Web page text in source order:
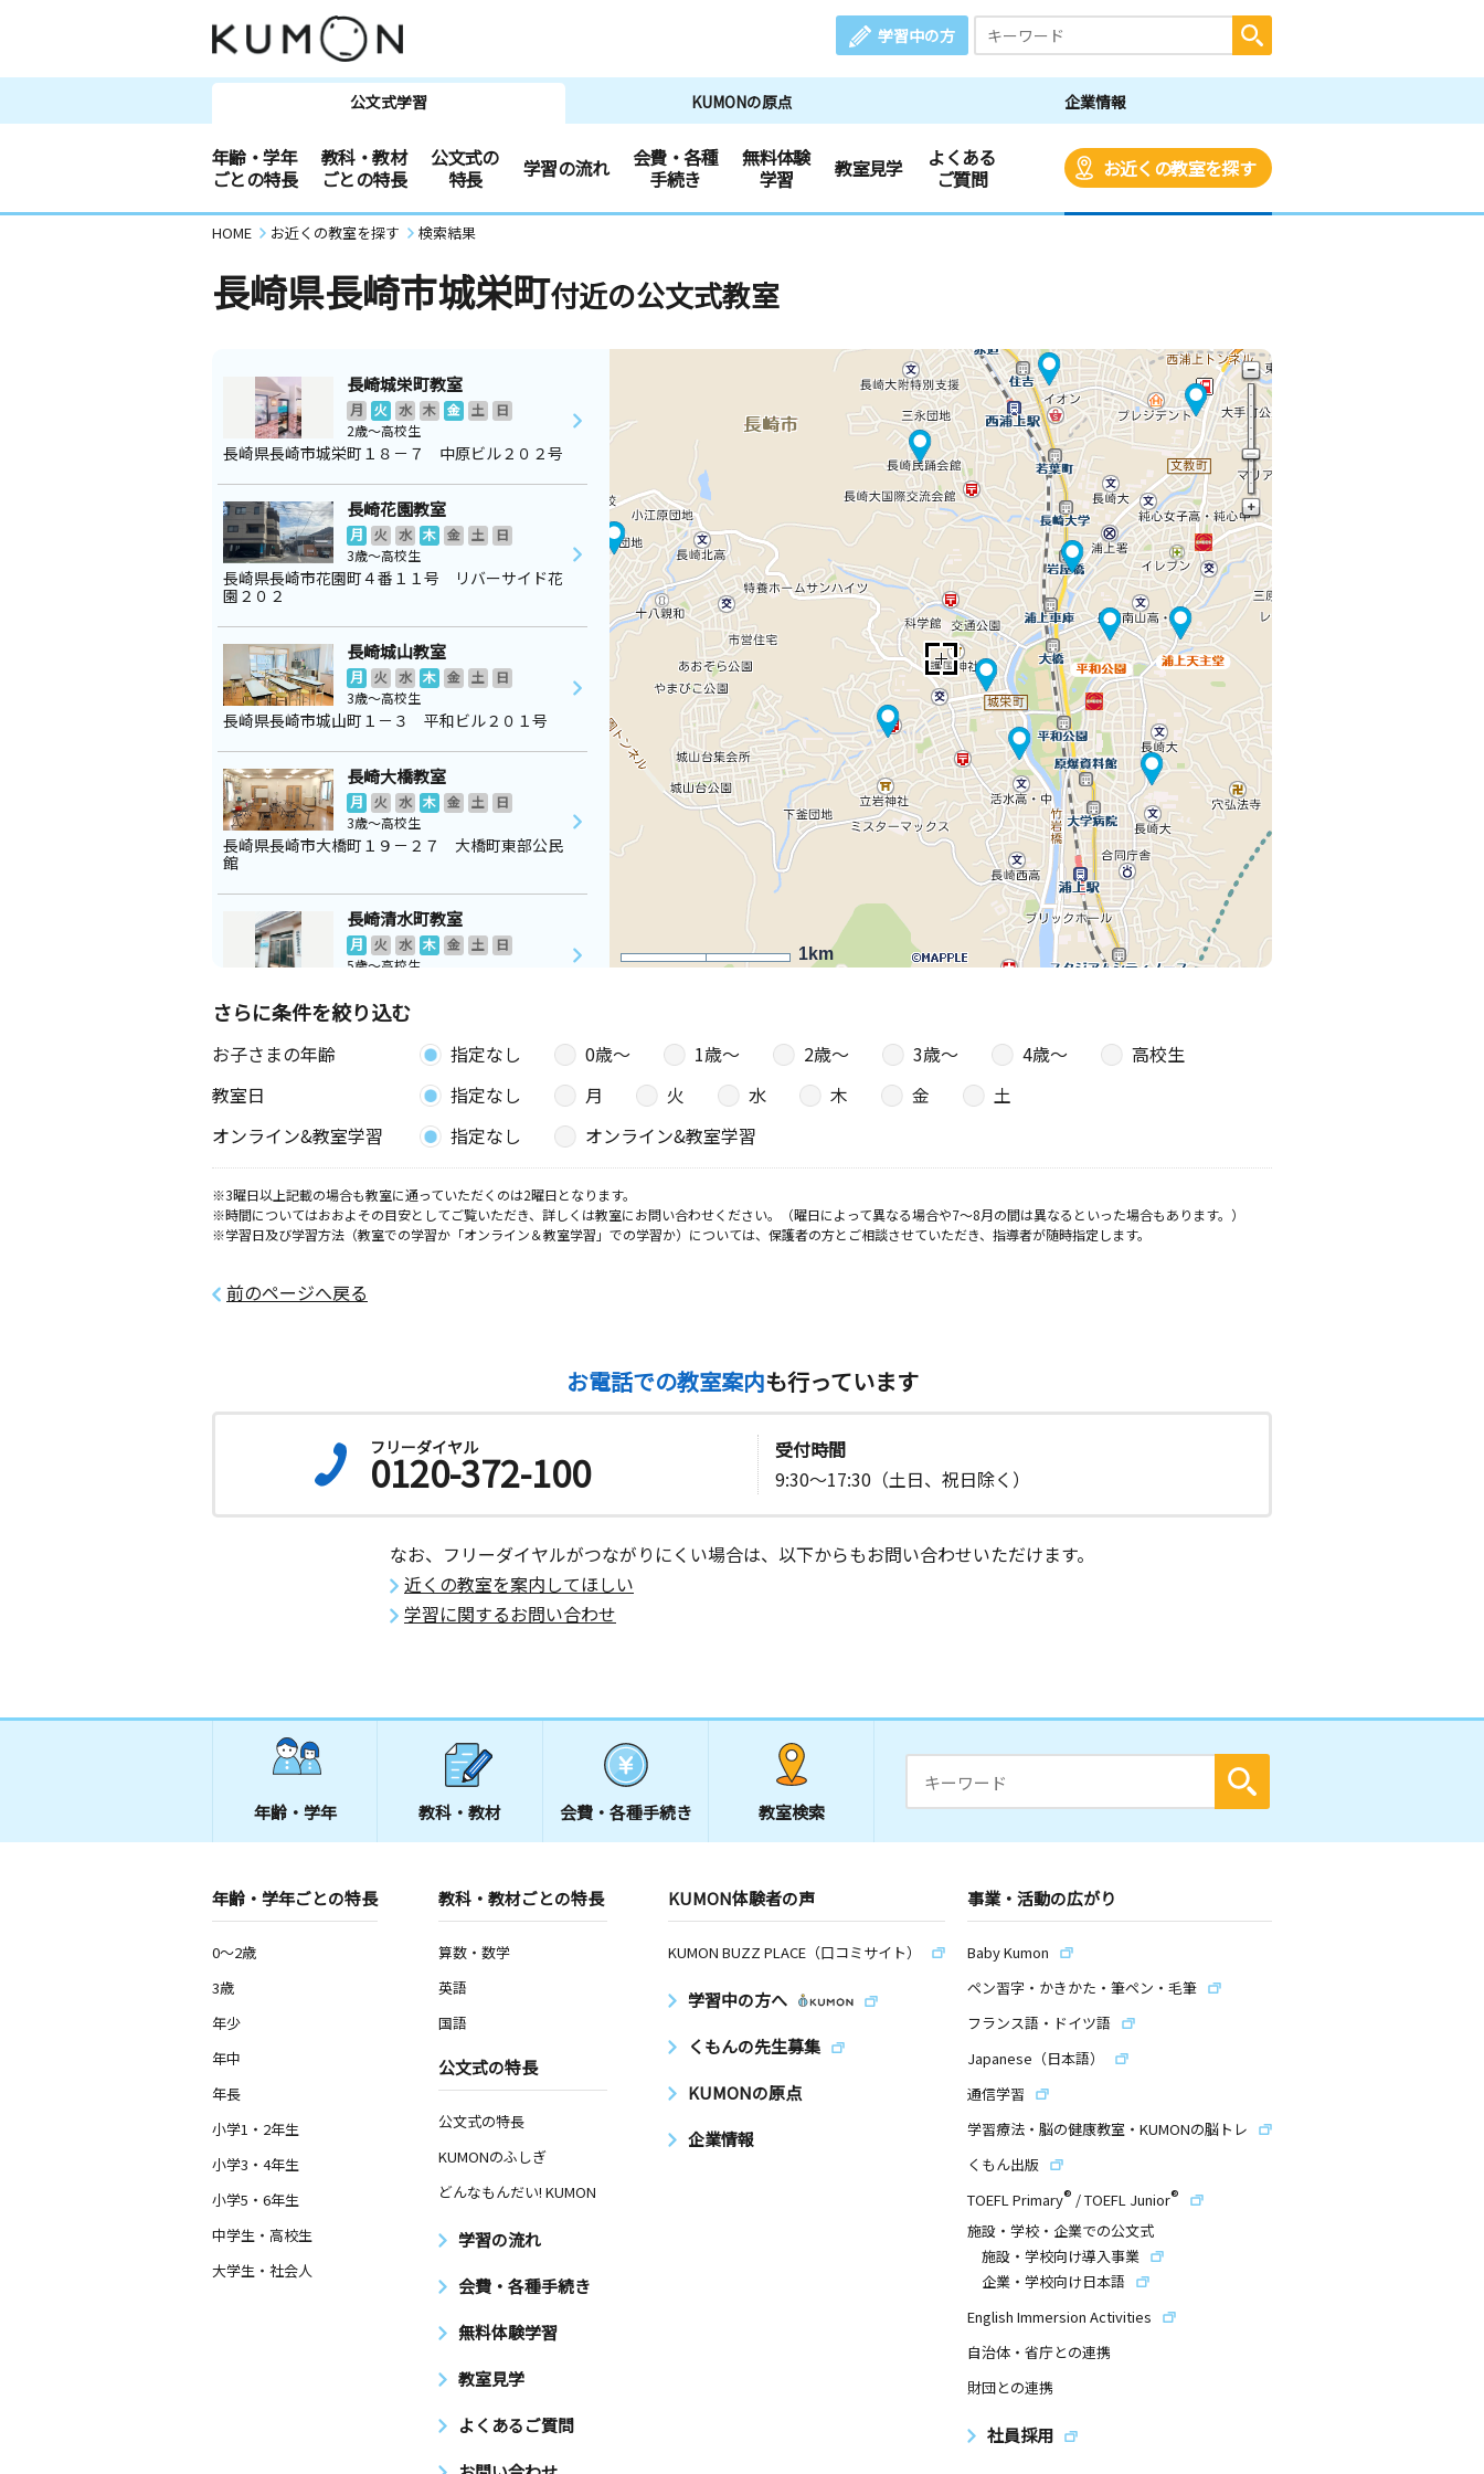
学習中の方
公文式学習 KUMONの原点 企業情報
年齢・学年
ごとの特長
教科・教材
ごとの特長
公文式の
特長
学習の流れ
会費・各種
手続き
無料体験
学習
教室見学
よくある
ご質問
お近くの教室を探す
HOME お近くの教室を探す 検索結果
長崎県長崎市城栄町付近の公文式教室
1km
長崎城栄町教室
月 火 水 木 金 土
日
2歳～高校生
長崎県長崎市城栄町１８－７ 中原ビル２０２号
長崎花園教室
月 火 水 木 金 土
日
3歳～高校生
長崎県長崎市花園町４番１１号 リバーサイド花
園２０２
長崎城山教室
月 火 水 木 金 土
日
3歳～高校生
長崎県長崎市城山町１－３ 平和ビル２０１号
長崎大橋教室
月 火 水 木 金 土
日
3歳～高校生
長崎県長崎市大橋町１９－２７ 大橋町東部公民
館
長崎清水町教室
月 火 水 木 金 土
日
5歳～高校生
長崎平和町教室
木 金 土 日
3歳～高校生
長崎県長崎市橋口町８－８ 深堀ビル１Ｆ
長崎大学病院前教室
月 火 水 木 金 土
日
0歳～高校生
長崎県長崎市坂本１丁目８－３０ ハイバレー１
長崎住吉教室
火 水 木 金 土 日
0歳～高校生
吉 ２０３
長崎大手町教室
水 木 金 土
日
0歳～高校生
長崎県長崎市小江原１丁目３０－１８ 小江原町
さらに条件を絞り込む
お子さまの年齢 指定なし 0歳〜 1歳〜 2歳〜 3歳〜 4歳〜
高校生
教室日
指定なし 月 火 水 木 金
土
オンライン&教室学習
指定なし オンライン&教室学習
※3曜日以上記載の場合も教室に通っていただくのは2曜日となります。
※時間についてはおおよその目安としてご覧いただき、詳しくは教室にお問い合わせください。（曜日によって異なる場合や7～8月の間は異なるといった場合もあります。）
※学習日及び学習方法（教室での学習か「オンライン＆教室学習」での学習か）については、保護者の方とご相談させていただき、指導者が随時指定します。
前のページへ戻る
お電話での教室案内も行っています
フリーダイヤル
0120-372-100
受付時間
9:30～17:30（土日、祝日除く）
なお、フリーダイヤルがつながりにくい場合は、以下からもお問い合わせいただけます。
近くの教室を案内してほしい
学習に関するお問い合わせ
年齢・学年 教科・教材 会費・ 各種手続き 教室検索
年齢・学年ごとの特長
0～2歳
3歳
年少
年中
年長
小学1・2年生
小学3・4年生
小学5・6年生
中学生・高校生
大学生・社会人
教科・教材ごとの特長
算数・数学
英語
国語
公文式の特長
公文式の特長
KUMONのふしぎ
どんなもんだい! KUMON
学習の流れ
会費・各種手続き
無料体験学習
教室見学
よくあるご質問
KUMON体験者の声
KUMON BUZZ PLACE（口コミサイト）
学習中の方へ
くもんの先生募集
KUMONの原点
企業情報
事業・活動の広がり
Baby Kumon
ペン習字・かきかた・筆ペン・毛筆
フランス語・ドイツ語
Japanese（日本語）
通信学習
学習療法・脳の健康教室・KUMONの脳トレ
くもん出版
TOEFL Primary® /TOEFL Junior®
施設・学校・企業での公文式
施設・学校向け導入事業
企業・学校向け日本語
English Immersion Activities
自治体・省庁との連携
財団との連携
社員採用